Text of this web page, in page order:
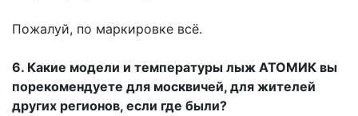
Пожалуй, по маркировке всё.
6. Какие модели и температуры лыж АТОМИК вы
порекомендуете для москвичей, для жителей
других регионов, если где были?